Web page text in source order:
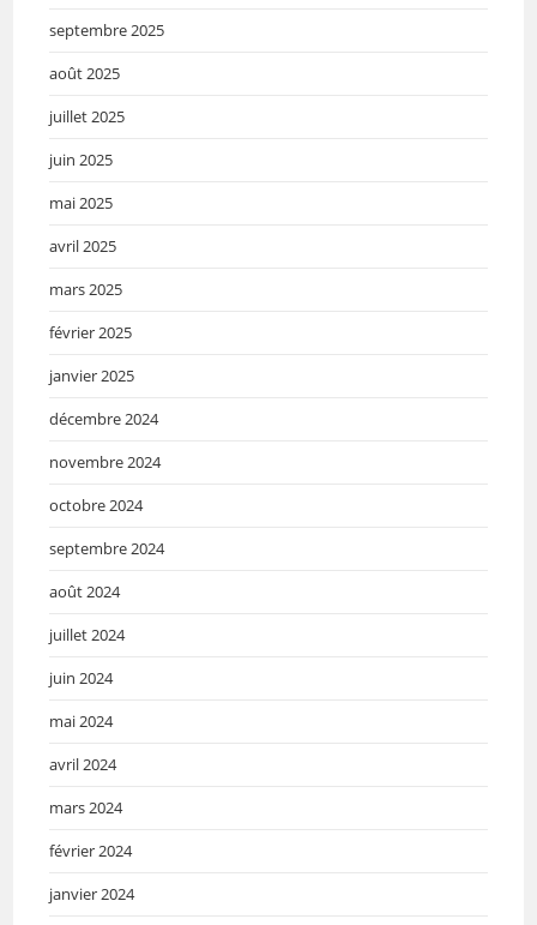
septembre 2025
août 2025
juillet 2025
juin 2025
mai 2025
avril 2025
mars 2025
février 2025
janvier 2025
décembre 2024
novembre 2024
octobre 2024
septembre 2024
août 2024
juillet 2024
juin 2024
mai 2024
avril 2024
mars 2024
février 2024
janvier 2024